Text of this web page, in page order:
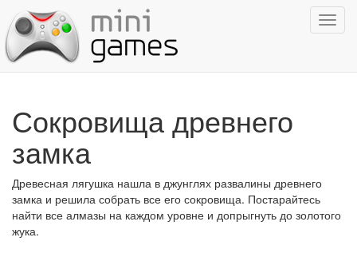
Сокровища древнего
замка
Древесная лягушка нашла в джунглях развалины древнего
замка и решила собрать все его сокровища. Постарайтесь
найти все алмазы на каждом уровне и допрыгнуть до золотого
жука.